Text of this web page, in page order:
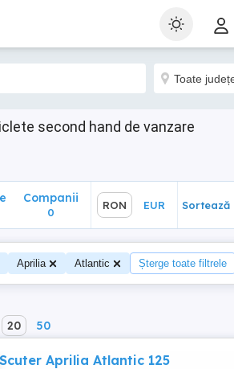
second hand de vanzare
Sortează
Companii
0
RON EUR Sortează
Aprilia Atlantic Șterge toate filtrele
20 50
Scuter Aprilia Atlantic 125